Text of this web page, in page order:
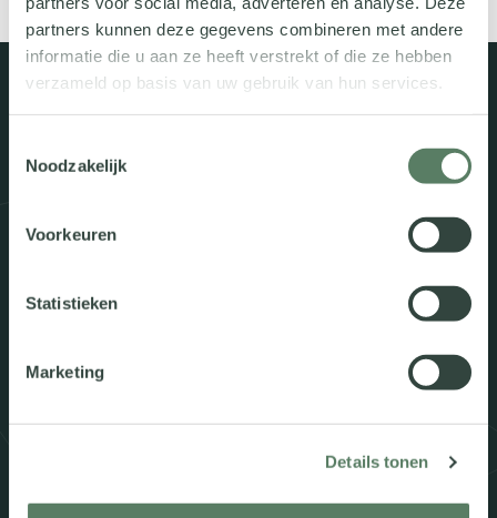
partners kunnen deze gegevens combineren met andere
informatie die u aan ze heeft verstrekt of die ze hebben
verzameld op basis van uw gebruik van hun services.
Noodzakelijk
Voorkeuren
Statistieken
Marketing
Details tonen
Regiecentrum
Gebruiksgemak
Call Back
nieuws